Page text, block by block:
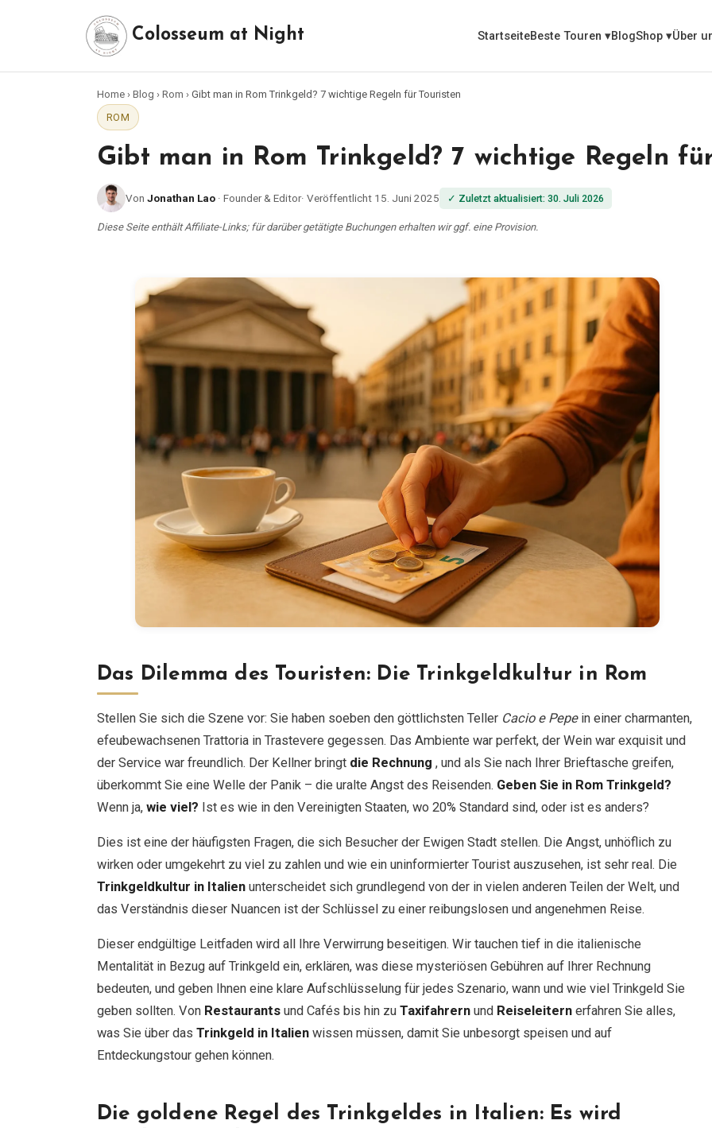
Colosseum at Night StartseiteBeste Touren ▾BlogShop▾Über
Home › Blog › Rom › Gibt man in Rom Trinkgeld? 7 wichtige Regeln für Touristen
ROM
Gibt man in Rom Trinkgeld? 7 wichtige Regeln
Von Jonathan Lao · Founder & Editor· Veröffentlicht 15. Juni 2025 ✓ Zuletzt aktualisiert: 30. Juli 2026
Diese Seite enthält Affiliate-Links; für darüber getätigte Buchungen erhalten wir ggf. eine Provision.
Das Dilemma des Touristen: Die Trinkgeldkultur in Rom
Stellen Sie sich die Szene vor: Sie haben soeben den göttlichsten Teller Cacio e Pepein einer charmanten,
efeubewachsenen Trattoria in Trastevere gegessen. Das Ambiente war perfekt, der Wein war exquisit und
der Service war freundlich. Der Kellner bringt die Rechnung , und als Sie nach Ihrer Brieftasche greifen,
überkommt Sie eine Welle der Panik – die uralte Angst des Reisenden. Geben Sie in Rom Trinkgeld?
Wenn ja, wie viel? Ist es wie in den Vereinigten Staaten, wo 20% Standard sind, oder ist es anders?
Dies ist eine der häufigsten Fragen, die sich Besucher der Ewigen Stadt stellen. Die Angst, unhöflich zu
wirken oder umgekehrt zu viel zu zahlen und wie ein uninformierter Tourist auszusehen, ist sehr real. Die
Trinkgeldkultur in Italien unterscheidet sich grundlegend von der in vielen anderen Teilen der Welt, und
das Verständnis dieser Nuancen ist der Schlüssel zu einer reibungslosen und angenehmen Reise.
Dieser endgültige Leitfaden wird all Ihre Verwirrung beseitigen. Wir tauchen tief in die italienische
Mentalität in Bezug auf Trinkgeld ein, erklären, was diese mysteriösen Gebühren auf Ihrer Rechnung
bedeuten, und geben Ihnen eine klare Aufschlüsselung für jedes Szenario, wann und wie viel Trinkgeld Sie
geben sollten. Von Restaurants und Cafés bis hin zu Taxifahrern und Reiseleitern erfahren Sie alles,
was Sie über das Trinkgeld in Italien wissen müssen, damit Sie unbesorgt speisen und auf
Entdeckungstour gehen können.
Die goldene Regel des Trinkgeldes in Italien: Es wird